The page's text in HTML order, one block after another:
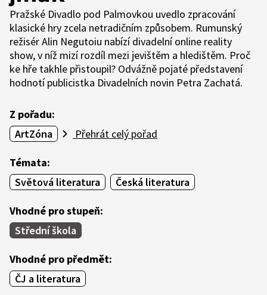
Pražské Divadlo pod Palmovkou uvedlo zpracování
klasické hry zcela netradičním způsobem. Rumunský
režisér Alin Negutoiu nabízí divadelní online reality
show, v níž mizí rozdíl mezi jevištěm a hledištěm. Proč
ke hře takhle přistoupil? Odvážně pojaté představení
hodnotí publicistka Divadelních novin Petra Zachatá.
Z pořadu:
ArtZóna
Přehrát celý pořad
Témata:
Světová literatura
Česká literatura
Vhodné pro stupeň:
Střední škola
Vhodné pro předmět:
ČJ a literatura